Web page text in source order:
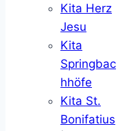
Kita Herz
Jesu
Kita
Springbac
hhöfe
Kita St.
Bonifatius